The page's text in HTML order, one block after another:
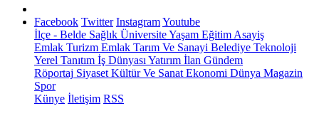
Facebook Twitter InstagramYoutube
İlçe - Belde Sağlık ÜniversiteYaşam Eğitim Asayiş
Emlak Turizm Emlak Tarım Ve Sanayi Belediye Teknoloji
Yerel Tanıtım İş Dünyası Yatırım İlan Gündem
Röportaj Siyaset Kültür Ve Sanat Ekonomi Dünya Magazin
Spor
Künye İletişim RSS